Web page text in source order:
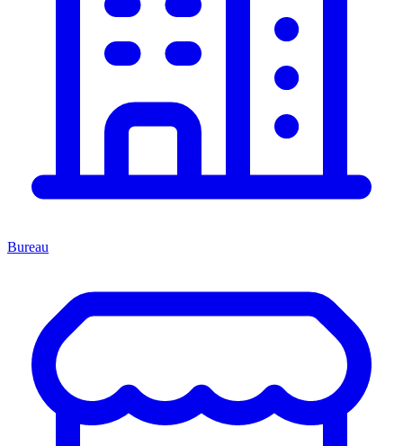
Bureau